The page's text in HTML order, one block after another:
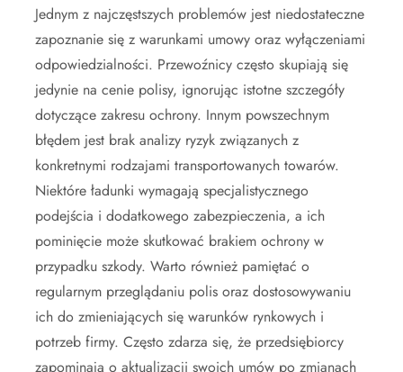
Jednym z najczęstszych problemów jest niedostateczne
zapoznanie się z warunkami umowy oraz wyłączeniami
odpowiedzialności. Przewoźnicy często skupiają się
jedynie na cenie polisy, ignorując istotne szczegóły
dotyczące zakresu ochrony. Innym powszechnym
błędem jest brak analizy ryzyk związanych z
konkretnymi rodzajami transportowanych towarów.
Niektóre ładunki wymagają specjalistycznego
podejścia i dodatkowego zabezpieczenia, a ich
pominięcie może skutkować brakiem ochrony w
przypadku szkody. Warto również pamiętać o
regularnym przeglądaniu polis oraz dostosowywaniu
ich do zmieniających się warunków rynkowych i
potrzeb firmy. Często zdarza się, że przedsiębiorcy
zapominają o aktualizacji swoich umów po zmianach